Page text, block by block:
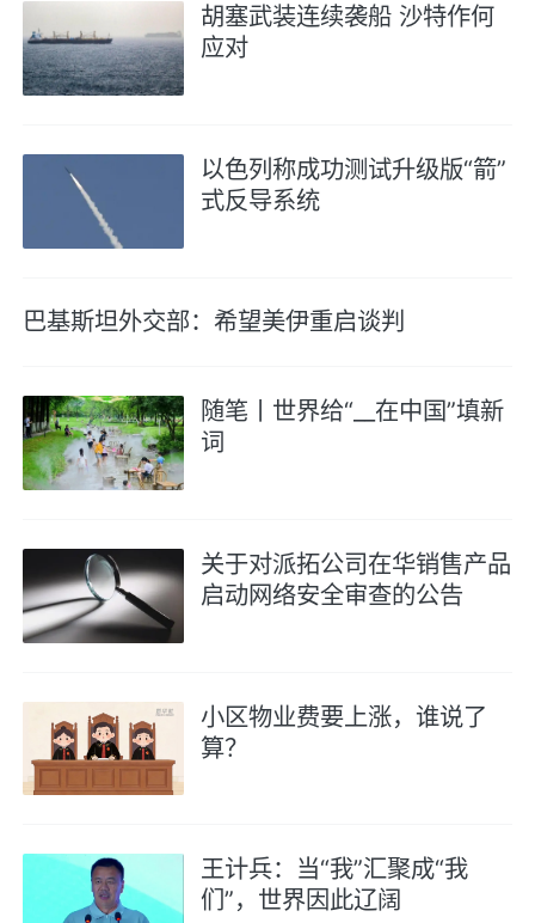
胡塞武装连续袭船 沙特作何
应对
以色列称成功测试升级版“箭”
式反导系统
巴基斯坦外交部：希望美伊重启谈判
随笔丨世界给“__在中国”填新
词
关于对派拓公司在华销售产品
启动网络安全审查的公告
小区物业费要上涨，谁说了
算？
王计兵：当“我”汇聚成“我
们”，世界因此辽阔